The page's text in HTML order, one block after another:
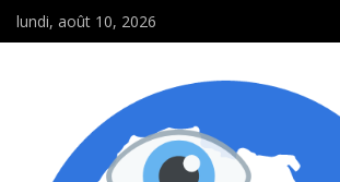
lundi, août 10, 2026